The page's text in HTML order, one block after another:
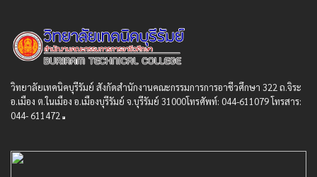
วิทยาลัยเทคนิคบุรีรัมย์ สังกัดสํานักงานคณะกรรมการการอาชีวศึกษา 322 ถ.จิระ
อ.เมือง ต.ในเมือง อ.เมืองบุรีรัมย์ จ.บุรีรัมย์ 31000โทรศัพท์: 044-611079 โทรสาร:
044- 611472